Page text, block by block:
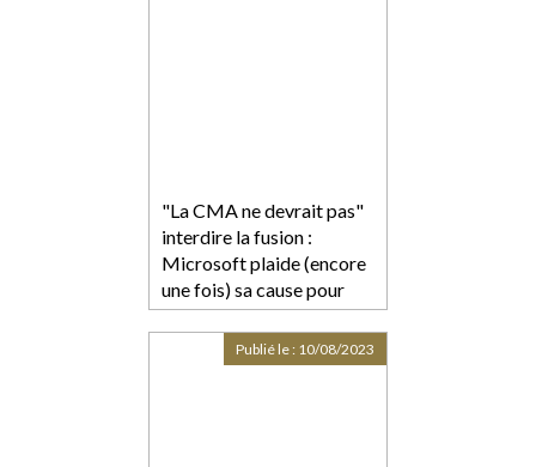
"La CMA ne devrait pas"
interdire la fusion :
Microsoft plaide (encore
une fois) sa cause pour
l’acquisition d’Activision-
Publié le : 10/08/2023